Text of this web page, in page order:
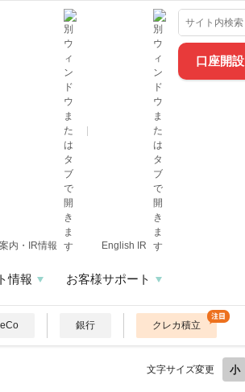
口座開設
内・IR情報 English IR
情報 お客様サポート
銀行 クレカ積立
文字サイズ変更